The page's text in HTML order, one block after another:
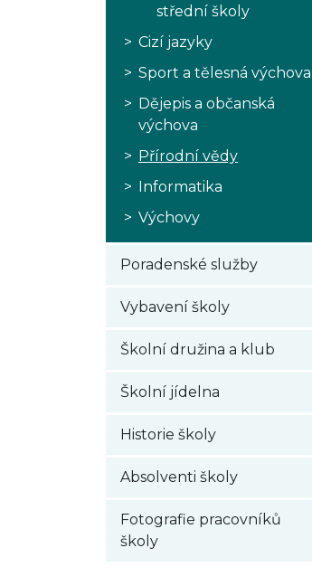
střední školy
Cizí jazyky
Sport a tělesná výchova
Dějepis a občanská
výchova
Přírodní vědy
Informatika
Výchovy
Poradenské služby
Vybavení školy
Školní družina a klub
Školní jídelna
Historie školy
Absolventi školy
Fotografie pracovníků
školy